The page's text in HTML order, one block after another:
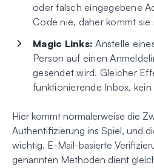
oder falsch eingegebene
Code nie, daher kommt sie
Magic Links: Anstelle
Person auf einen
gesendet wird. Gleicher
funktionierende Inbox, kein
Hier kommt normalerweise die
Authentifizierung ins Spiel, und
wichtig. E-Mail-basierte
genannten Methoden dient